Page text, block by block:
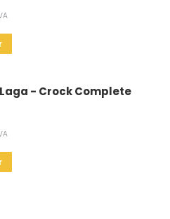
chosen
- Crock Complete